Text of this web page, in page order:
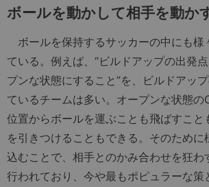
ボールを動かして相手を動か
ボールを保持するサッカーの中にも様
ている。例えば、“ビルドアップの出発
プンな状態にすること”を、ビルドアッ
ているチームは多い。オープンな状態の
位置からボールを運ぶことも飛ばすこと
を引きつけることもできる。そのために
込むことで、相手とのかみ合わせを狂わ
行われており、今や最もポピュラーな策